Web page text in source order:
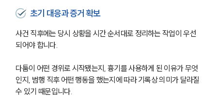
초기 대응과 증거 확보
사건 직후에는 당시 상황을 시간 순서대로 정리하는 작업이 우선
되어야 합니다.
다툼이 어떤 경위로 시작됐는지, 흉기를 사용하게 된 이유가 무엇
인지, 범행 직후 어떤 행동을 했는지에 따라 기록상 의미가 달라질
수 있기 때문입니다.